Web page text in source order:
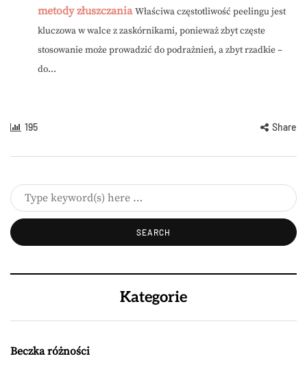
metody złuszczania Właściwa częstotliwość peelingu jest
kluczowa w walce z zaskórnikami, ponieważ zbyt częste
stosowanie może prowadzić do podrażnień, a zbyt rzadkie –
do...
195 Share
Kategorie
Beczka różności